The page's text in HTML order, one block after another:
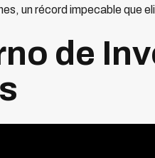
un récord impecable que
de